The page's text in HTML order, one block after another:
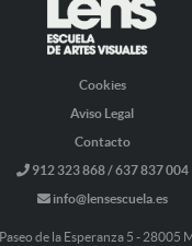
Cookies
Aviso Legal
Contacto
912 323 868 / 637 837 004
info@lensescuela.es
Paseo de la Esperanza 5 - 28005